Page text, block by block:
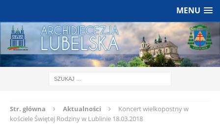
MENU
Str. główna Aktualności
Koncert wielkopostny w
kościele Świętej Rodziny w Lublinie 18.03.2018